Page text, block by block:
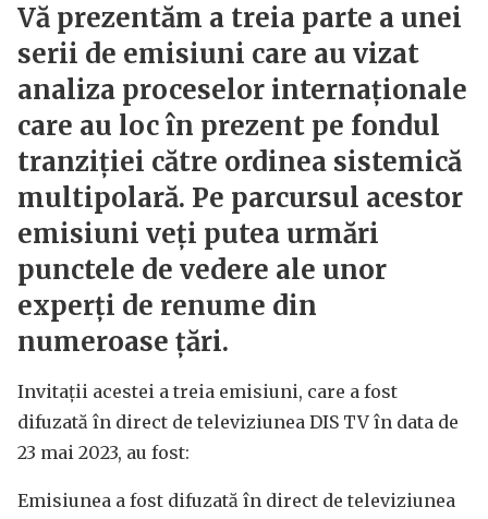
Vă prezentăm a treia parte a unei
serii de emisiuni care au vizat
analiza proceselor internaționale
care au loc în prezent pe fondul
tranziției către ordinea sistemică
multipolară. Pe parcursul acestor
emisiuni veți putea urmări
punctele de vedere ale unor
experți de renume din
numeroase țări.
Invitații acestei a treia emisiuni, care a fost
difuzată în direct de televiziunea DIS TV în data de
23 mai 2023, au fost:
Emisiunea a fost difuzată în direct de televiziunea